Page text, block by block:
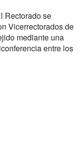
Rectorado se
Vicerrectorados de
mediante una
entre los